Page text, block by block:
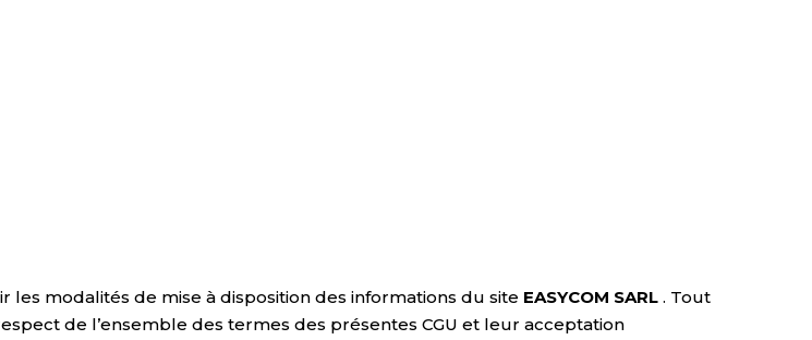
les modalités de mise à disposition des informations du site EASYCOM SARL . Tout
de l’ensemble des termes des présentes CGU et leur acceptation